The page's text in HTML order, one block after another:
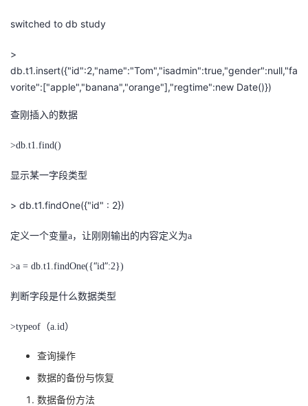
switched to db study
>
db.t1.insert({"id":2,"name":"Tom","isadmin":true,"gender":null,"fa
vorite":["apple","banana","orange"],"regtime":new Date()})
查刚插入的数据
>db.t1.find()
显示某一字段类型
> db.t1.findOne({"id" : 2})
定义一个变量a，让刚刚输出的内容定义为a
>a = db.t1.findOne({“id”:2})
判断字段是什么数据类型
>typeof（a.id）
查询操作
数据的备份与恢复
数据备份方法